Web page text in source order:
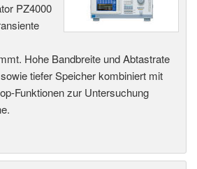
PZ4000
Hohe Bandbreite und Abtastrate
tiefer Speicher kombiniert mit
Funktionen zur Untersuchung